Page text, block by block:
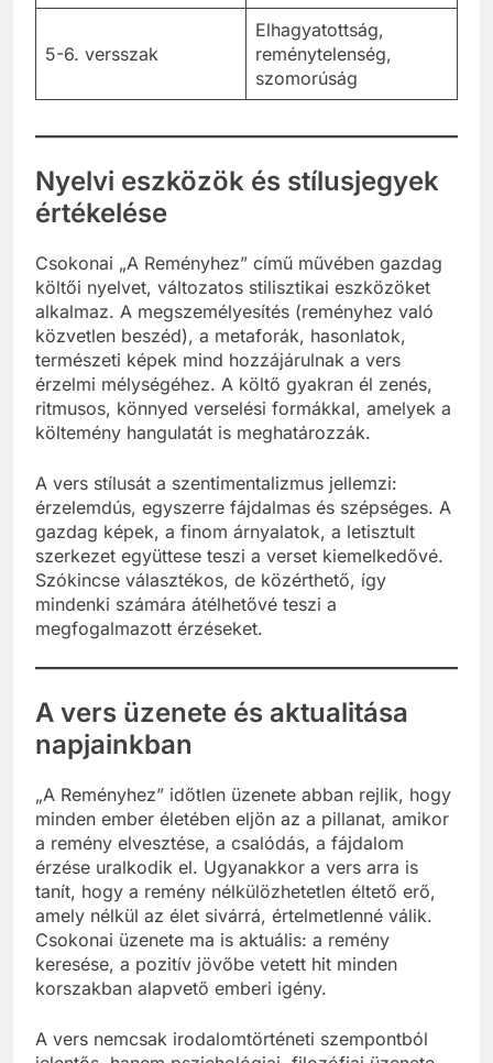
5-6. versszak
Elhagyatottság,
reménytelenség,
szomorúság
Nyelvi eszközök és stílusjegyek
értékelése
Csokonai „A Reményhez” című művében gazdag
költői nyelvet, változatos stilisztikai eszközöket
alkalmaz. A megszemélyesítés (reményhez való
közvetlen beszéd), a metaforák, hasonlatok,
természeti képek mind hozzájárulnak a vers
érzelmi mélységéhez. A költő gyakran él zenés,
ritmusos, könnyed verselési formákkal, amelyek a
költemény hangulatát is meghatározzák.
A vers stílusát a szentimentalizmus jellemzi:
érzelemdús, egyszerre fájdalmas és szépséges. A
gazdag képek, a finom árnyalatok, a letisztult
szerkezet együttese teszi a verset kiemelkedővé.
Szókincse választékos, de közérthető, így
mindenki számára átélhetővé teszi a
megfogalmazott érzéseket.
A vers üzenete és aktualitása
napjainkban
„A Reményhez” időtlen üzenete abban rejlik, hogy
minden ember életében eljön az a pillanat, amikor
a remény elvesztése, a csalódás, a fájdalom
érzése uralkodik el. Ugyanakkor a vers arra is
tanít, hogy a remény nélkülözhetetlen éltető erő,
amely nélkül az élet sivárrá, értelmetlenné válik.
Csokonai üzenete ma is aktuális: a remény
keresése, a pozitív jövőbe vetett hit minden
korszakban alapvető emberi igény.
A vers nemcsak irodalomtörténeti szempontból